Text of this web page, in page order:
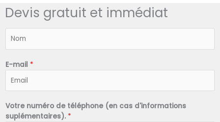
Devis gratuit et immédiat
*
E-mail *
Votre numéro de téléphone (en cas d'informations
suplémentaires). *